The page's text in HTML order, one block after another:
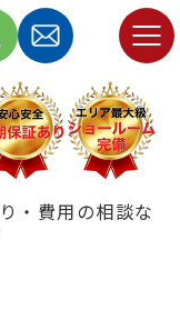
・費用の相談な